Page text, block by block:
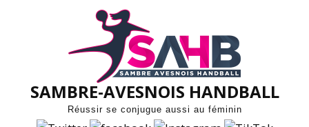
SAMBRE-AVESNOIS HANDBALL
Réussir se conjugue aussi au féminin